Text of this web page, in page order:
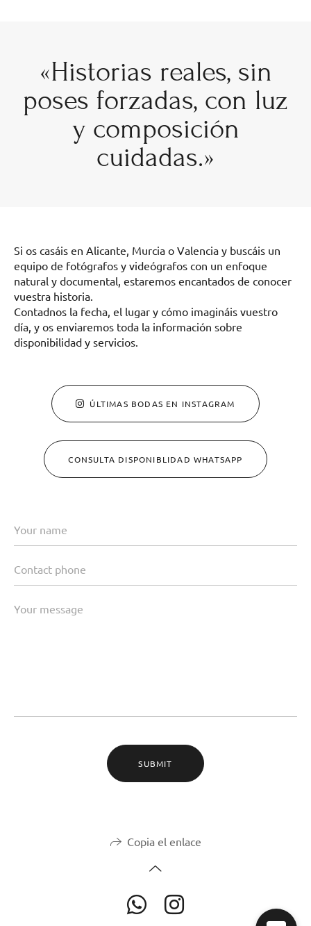
«Historias reales, sin
poses forzadas, con luz
y composición
cuidadas.»
Si os casáis en Alicante, Murcia o Valencia y buscáis un
equipo de fotógrafos y videógrafos con un enfoque
natural y documental, estaremos encantados de conocer
vuestra historia.
Contadnos la fecha, el lugar y cómo imagináis vuestro
día, y os enviaremos toda la información sobre
disponibilidad y servicios.
ÚLTIMAS BODAS EN INSTAGRAM
CONSULTA DISPONIBLIDAD WHATSAPP
SUBMIT
Copia el enlace